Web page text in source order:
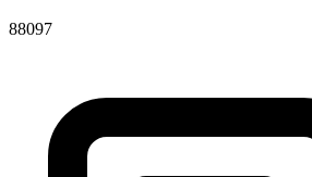
88097